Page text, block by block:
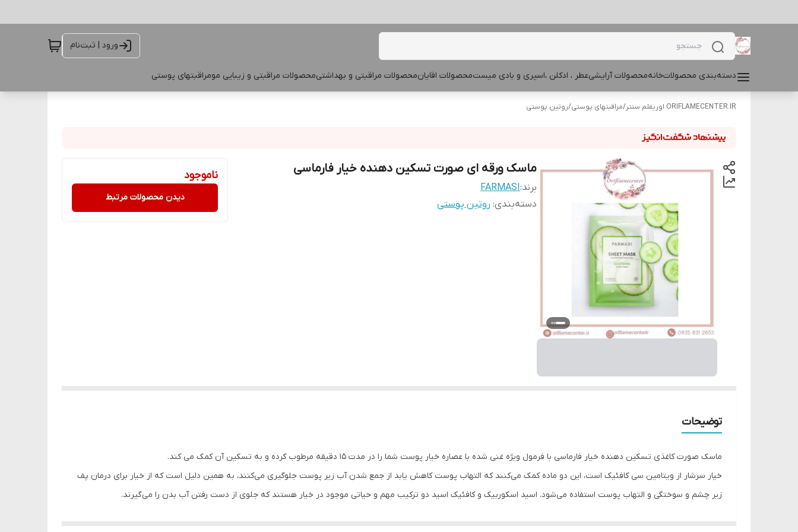
ورود | ثبت‌نام
دسته‌بندی محصولاتخانهمحصولات آرایشیعطر ، ادکلن ،اسپری و بادی میستمحصولات اقایانمحصولات مراقبتی و بهداشتیمحصولات مراقبتی و زیبایی مومراقبتهای پوستی
ORIFLAMECENTER.IR اوریفلم سنتر /مراقبتهای پوستی/روتین پوستی
ماسک ورقه ای صورت تسکین دهنده خیار فارماسی
برند:FARMASI
دسته‌بندی: روتین پوستی
ناموجود
دیدن محصولات مرتبط
توضیحات
ماسک صورت کاغذی تسکین دهنده خیار فارماسی با فرمول ویژه غنی شده با عصاره خیار پوست شما را در مدت 15 دقیقه مرطوب کرده و به تسکین آن کمک می کند.
خیار سرشار از ویتامین سی کافئیک است، این دو ماده کمک می‌کنند که التهاب پوست کاهش یابد از جمع شدن آب زیر پوست جلوگیری می‌کنند، به همین دلیل است که از خیار برای درمان پف
زیر چشم و سوختگی و التهاب پوست استفاده می‌شود. اسید اسکوربیک و کافئیک اسید دو ترکیب مهم و حیاتی موجود در خیار هستند که جلوی از دست رفتن آب بدن را می‌گیرند.